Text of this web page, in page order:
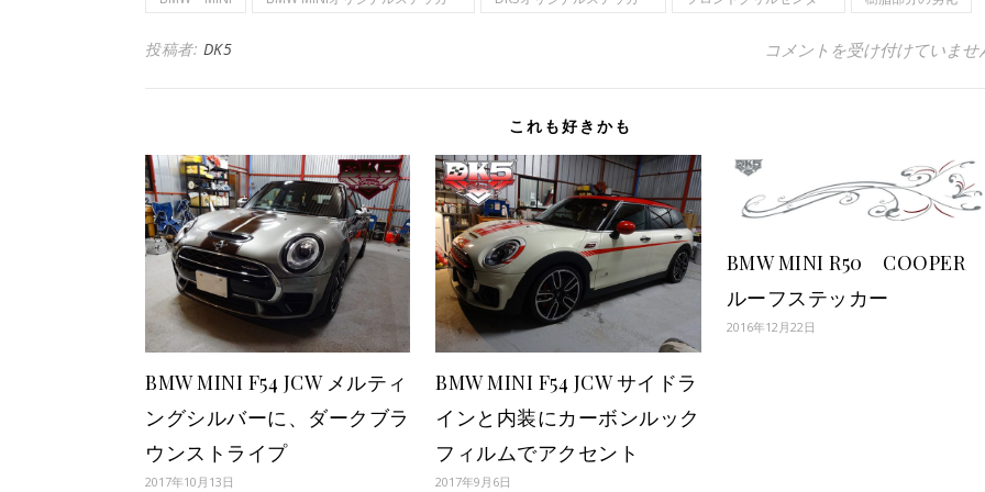
投稿者: DK5 BMW MINI R50 Cooper を、
コメントを受け付けていませ
これも好きかも
BMW MINI F54 JCW メルティ
ングシルバーに、ダークブラ
ウンストライプ
2017年10月13日
BMW MINI F54 JCW サイドラ
インと内装にカーボンルック
フィルムでアクセント
2017年9月6日
BMW MINI R50 COOPER
ルーフステッカー
2016年12月22日